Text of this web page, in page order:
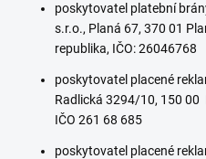
poskytovatel platební
s.r.o., Planá 67, 370 01
republika, IČO: 26046768
poskytovatel placené
Radlická 3294/10, 150 00
IČO 261 68 685
poskytovatel placené